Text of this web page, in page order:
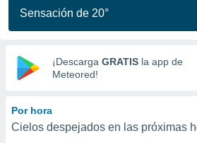
calidad.
a este
las
y
digital
basada
Sensación de 20°
¡Descarga GRATIS la app de
Meteored!
Por hora
Cielos despejados en las próximas